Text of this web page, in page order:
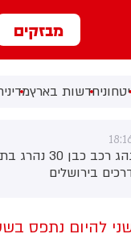
מבזקים
חדשות בארץמדיני
של ילד נלכדה בתוך
מיקסר בביתו
להיום נתפס